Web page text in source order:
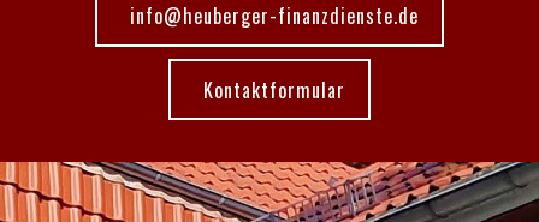
info@heuberger-finanzdienste.de
Kontaktformular